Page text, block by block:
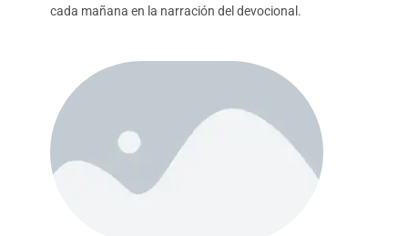
cada mañana en la narración del devocional.